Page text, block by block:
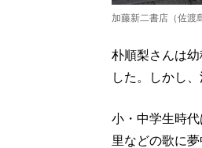
加藤新二書店（佐渡
朴順梨さんは
した。しかし
小・中学生時
里などの歌に